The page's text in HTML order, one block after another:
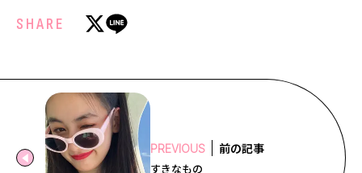
SHARE
PREVIOUS 前の記事
すきなもの